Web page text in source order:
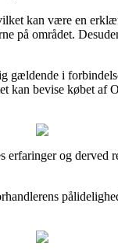
kan være en
på området.
i
bevise købet
og